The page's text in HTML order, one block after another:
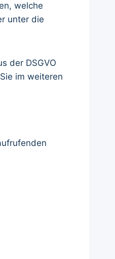
welche
unter die
der DSGVO
im weiteren